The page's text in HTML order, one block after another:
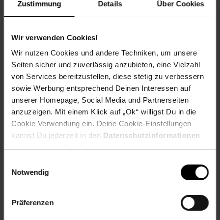
Zustimmung Details Über Cookies
Wir verwenden Cookies!
Wir nutzen Cookies und andere Techniken, um unsere
Seiten sicher und zuverlässig anzubieten, eine Vielzahl
von Services bereitzustellen, diese stetig zu verbessern
sowie Werbung entsprechend Deinen Interessen auf
unserer Homepage, Social Media und Partnerseiten
anzuzeigen. Mit einem Klick auf „Ok“ willigst Du in die
Cookie Verwendung ein. Deine Cookie-Einstellungen
kannst Du jederzeit in den Datenschutzinformationen
Notwendig
Präferenzen
Kennzeichnung
Bewertungen
Versandinformationen
Herstellerinformationen
Fußzeile
Weitere Online-Angebote
Weinwelt